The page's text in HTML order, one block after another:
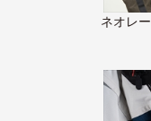
ネオレ